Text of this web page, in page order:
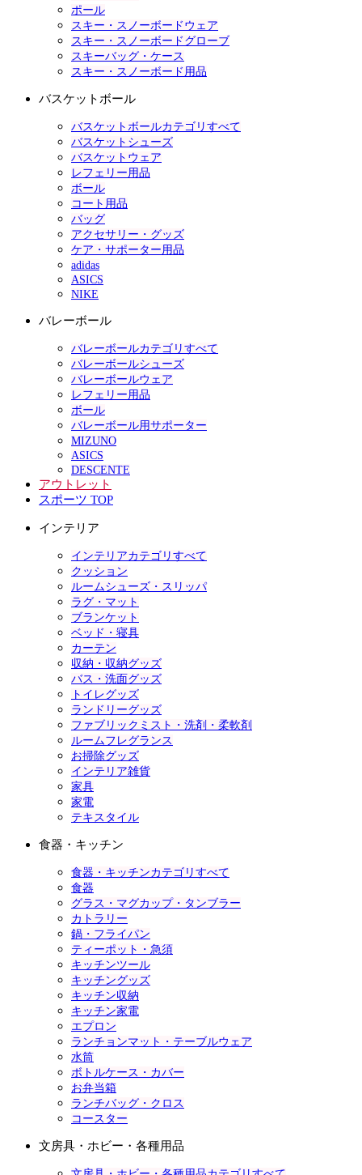
ポール
スキー・スノーボードウェア
スキー・スノーボードグローブ
スキーバッグ・ケース
スキー・スノーボード用品
バスケットボール
バスケットボールカテゴリすべて
バスケットシューズ
バスケットウェア
レフェリー用品
ボール
コート用品
バッグ
アクセサリー・グッズ
ケア・サポーター用品
adidas
ASICS
NIKE
バレーボール
バレーボールカテゴリすべて
バレーボールシューズ
バレーボールウェア
レフェリー用品
ボール
バレーボール用サポーター
MIZUNO
ASICS
DESCENTE
アウトレット
スポーツ TOP
インテリア
インテリアカテゴリすべて
クッション
ルームシューズ・スリッパ
ラグ・マット
ブランケット
ベッド・寝具
カーテン
収納・収納グッズ
バス・洗面グッズ
トイレグッズ
ランドリーグッズ
ファブリックミスト・洗剤・柔軟剤
ルームフレグランス
お掃除グッズ
インテリア雑貨
家具
家電
テキスタイル
食器・キッチン
食器・キッチンカテゴリすべて
食器
グラス・マグカップ・タンブラー
カトラリー
鍋・フライパン
ティーポット・急須
キッチンツール
キッチングッズ
キッチン収納
キッチン家電
エプロン
ランチョンマット・テーブルウェア
水筒
ボトルケース・カバー
お弁当箱
ランチバッグ・クロス
コースター
文房具・ホビー・各種用品